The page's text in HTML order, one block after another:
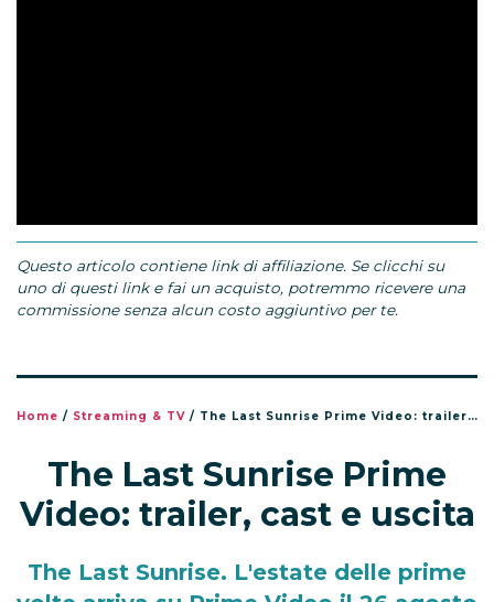
Questo articolo contiene link di affiliazione. Se clicchi su
uno di questi link e fai un acquisto, potremmo ricevere una
commissione senza alcun costo aggiuntivo per te.
Home / Streaming & TV / The Last Sunrise Prime Video: trailer, cast e uscita
The Last Sunrise Prime
Video: trailer, cast e uscita
The Last Sunrise. L'estate delle prime